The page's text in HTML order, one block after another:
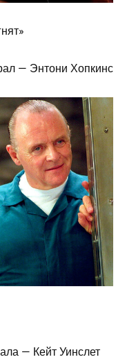
— Энтони Хопкинс
— Кейт Уинслет